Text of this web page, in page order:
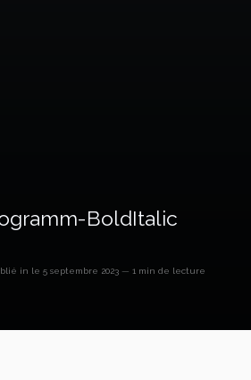
BoldItalic
in le 5 septembre 2023 1 min de lecture